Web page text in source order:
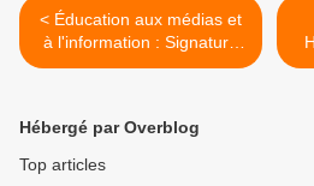
< Éducation aux médias et
à l'information : Signature
d'une convention entre
nationale !
Hébergé par Overblog
Top articles